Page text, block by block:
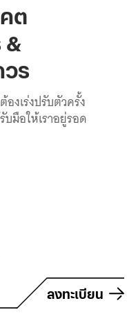
ต
ร
งเร่งปรับตัวครั้ง
มือให้เราอยู่รอด
ลงทะเบียน